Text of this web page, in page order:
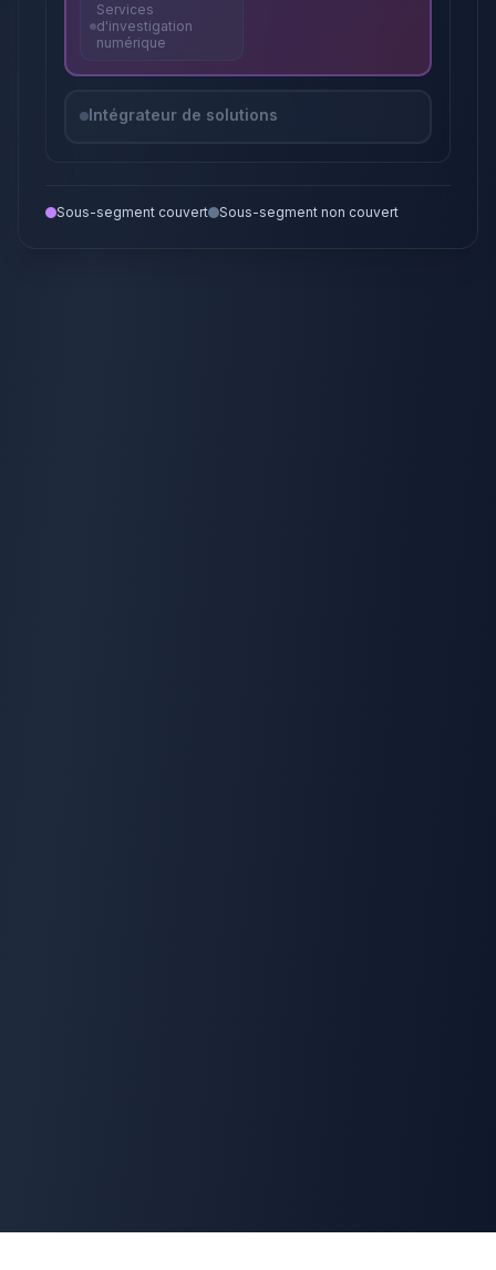
Services
d'investigation
numérique
Intégrateur de solutions
Sous-segment couvert Sous-segment non couvert